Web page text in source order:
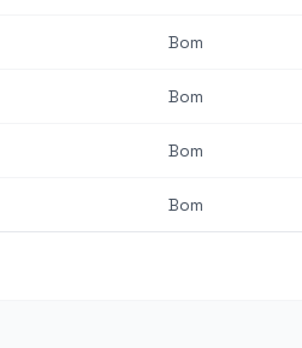
Bom
Bom
Bom
Bom